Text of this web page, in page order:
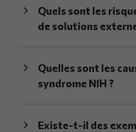
Quels sont les
de solutions
Quelles sont les
syndrome NIH ?
Existe-t-il des